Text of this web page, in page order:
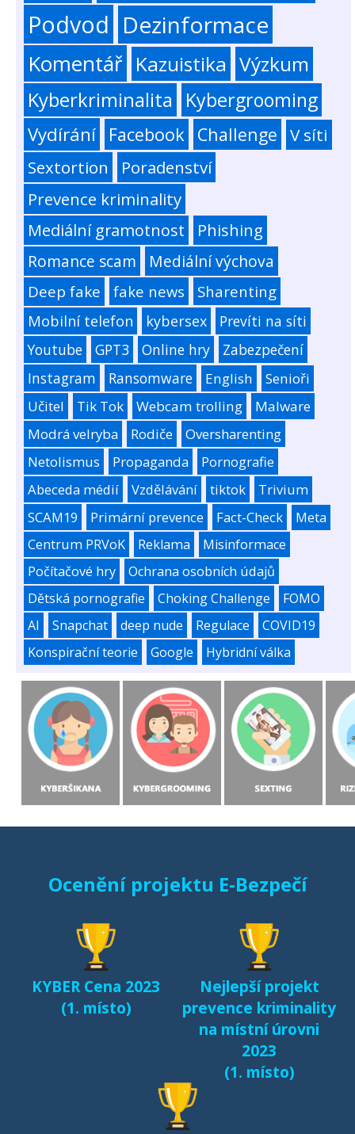
Podvod Dezinformace
Komentář Kazuistika Výzkum
Kyberkriminalita Kybergrooming
Vydírání Facebook Challenge
V síti
Sextortion
Poradenství
Prevence kriminality
Mediální gramotnost
Phishing
Romance scam
Mediální výchova
Deep fake fake news Sharenting
Mobilní telefon kybersex
Prevíti na síti
Youtube
GPT3 Online hry
Zabezpečení
Instagram
Ransomware English
Senioři
Učitel
Tik Tok Webcam trolling
Malware
Modrá velryba
Rodiče
Oversharenting
Netolismus
Propaganda
Pornografie
Abeceda médií
Vzdělávání tiktok
Trivium
SCAM19
Primární prevence Fact-Check
Meta
Centrum PRVoK
Reklama
Misinformace
Počítačové hry
Ochrana osobních údajů
Dětská pornografie
Choking Challenge
FOMO
AI
Snapchat deep nude Regulace
COVID19
Konspirační teorie
Google Hybridní válka
Ocenění projektu E-Bezpečí
KYBER Cena 2023
(1. místo)
Nejlepší projekt
prevence kriminality
na místní úrovni
2023
(1. místo)